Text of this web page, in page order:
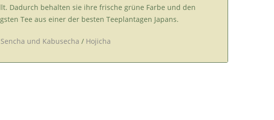
Dadurch behalten sie ihre frische grüne Farbe und den
Tee aus einer der besten Teeplantagen Japans.
Sencha und Kabusecha / Hojicha